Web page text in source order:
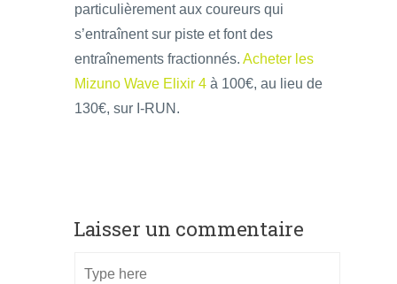
particulièrement aux coureurs qui
s’entraînent sur piste et font des
entraînements fractionnés. Acheter les
Mizuno Wave Elixir 4 à 100€, au lieu de
130€, sur I-RUN.
Laisser un commentaire